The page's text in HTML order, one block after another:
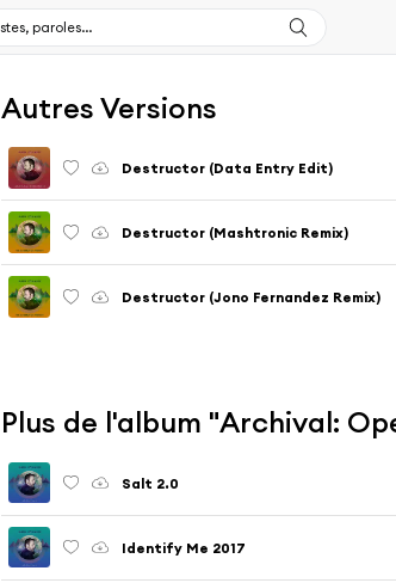
Autres Versions
Destructor (Data Entry Edit)
Destructor (Mashtronic Remix)
Destructor (Jono Fernandez Remix)
Plus de l'album "Archival:
Salt 2.0
Identify Me 2017